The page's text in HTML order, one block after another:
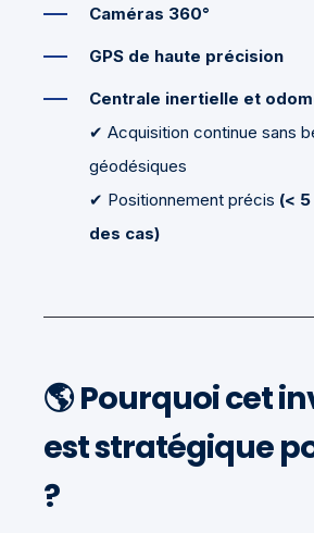
Caméras 360°
GPS de haute précision
Centrale inertielle et
✔ Acquisition continue sans
géodésiques
✔ Positionnement précis (<
des cas)
🌎Pourquoi cet
est stratégique
?